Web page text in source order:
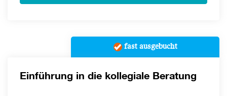
fast ausgebucht
Einführung in die kollegiale Beratung